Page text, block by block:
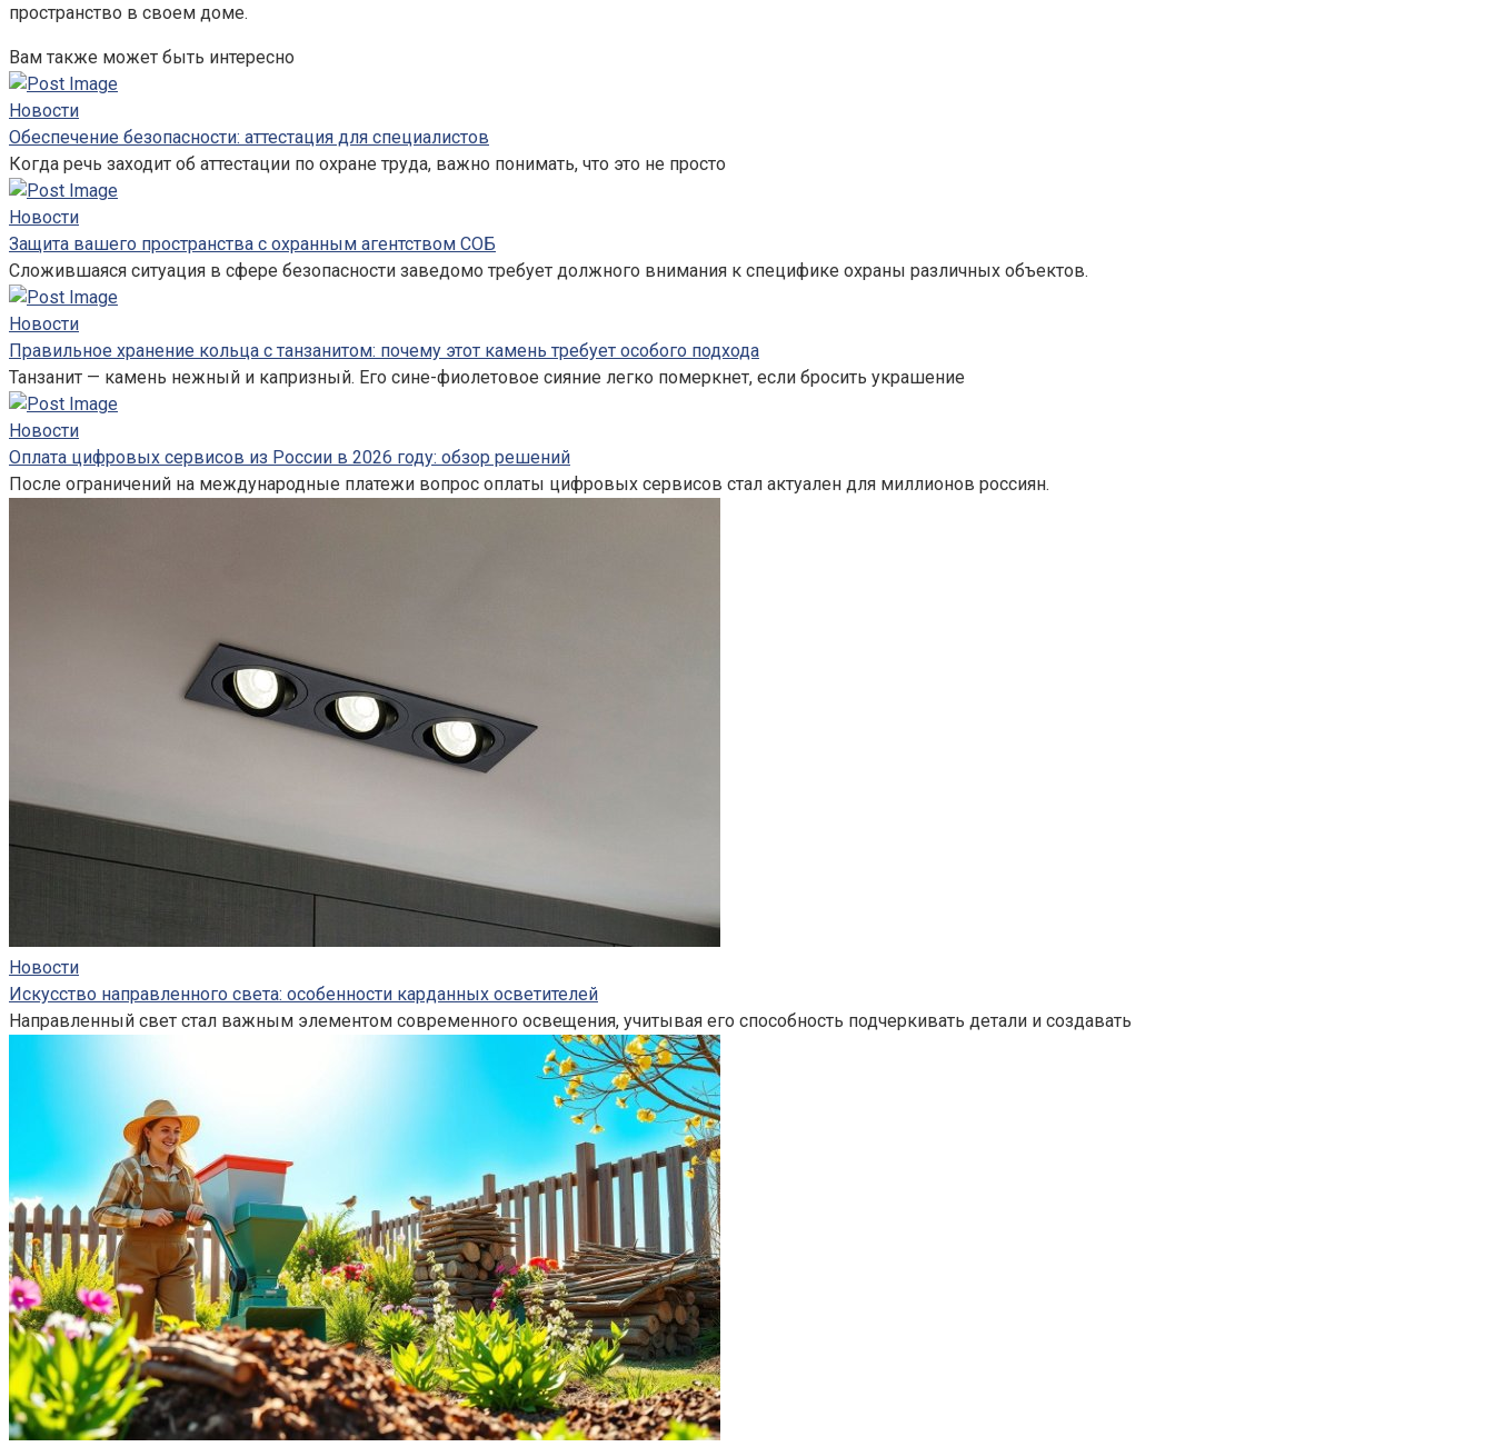
пространство в своем доме.
Вам также может быть интересно
Новости
Обеспечение безопасности: аттестация для специалистов
Когда речь заходит об аттестации по охране труда, важно понимать, что это не просто
Новости
Защита вашего пространства с охранным агентством СОБ
Сложившаяся ситуация в сфере безопасности заведомо требует должного внимания к специфике охраны различных объектов.
Новости
Правильное хранение кольца с танзанитом: почему этот камень требует особого подхода
Танзанит — камень нежный и капризный. Его сине-фиолетовое сияние легко померкнет, если бросить украшение
Новости
Оплата цифровых сервисов из России в 2026 году: обзор решений
После ограничений на международные платежи вопрос оплаты цифровых сервисов стал актуален для миллионов россиян.
Новости
Искусство направленного света: особенности карданных осветителей
Направленный свет стал важным элементом современного освещения, учитывая его способность подчеркивать детали и создавать